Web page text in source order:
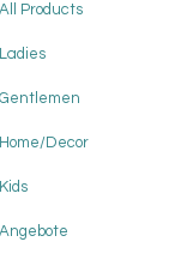
All Products
Ladies
Gentlemen
Home/Decor
Kids
Angebote